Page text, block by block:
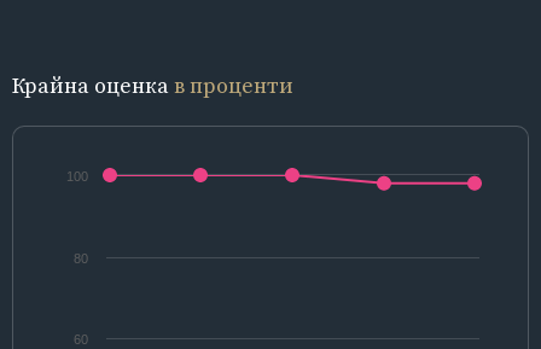
Крайна оценкав проценти
60
80
100